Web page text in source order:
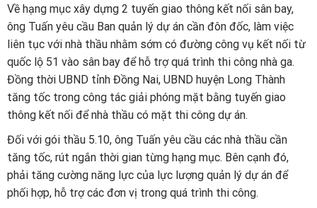
Về hạng mục xây dựng 2 tuyến giao thông kết nối sân bay,
ông Tuấn yêu cầu Ban quản lý dự án cần đôn đốc, làm việc
liên tục với nhà thầu nhằm sớm có đường công vụ kết nối từ
quốc lộ 51 vào sân bay để hỗ trợ quá trình thi công nhà ga.
Đồng thời UBND tỉnh Đồng Nai, UBND huyện Long Thành
tăng tốc trong công tác giải phóng mặt bằng tuyến giao
thông kết nối để nhà thầu có mặt thi công dự án.
Đối với gói thầu 5.10, ông Tuấn yêu cầu các nhà thầu cần
tăng tốc, rút ngắn thời gian từng hạng mục. Bên cạnh đó,
phải tăng cường năng lực của lực lượng quản lý dự án để
phối hợp, hỗ trợ các đơn vị trong quá trình thi công.